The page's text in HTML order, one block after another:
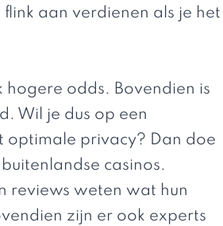
aan verdienen als je het
hogere odds. Bovendien is
Wil je dus op een
optimale privacy? Dan doe
casinos.
reviews weten wat hun
zijn er ook experts